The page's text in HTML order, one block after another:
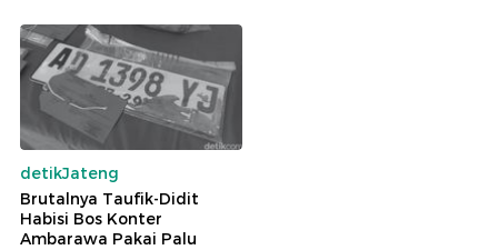
detikJateng
Brutalnya Taufik-Didit
Habisi Bos Konter
Ambarawa Pakai Palu